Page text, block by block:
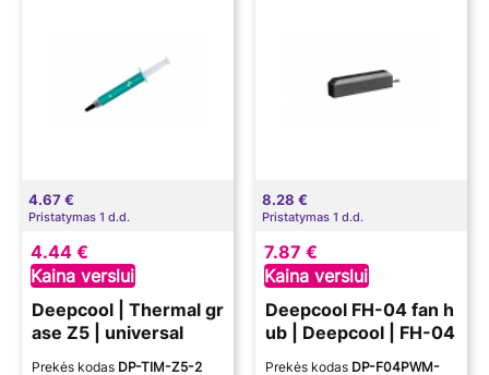
4.67 €
Pristatymas 1 d.d.
4.44 €
Kaina verslui
Deepcool | Thermal gr
ase Z5 | universal
Prekės kodas DP-TIM-Z5-2
8.28 €
Pristatymas 1 d.d.
7.87 €
Kaina verslui
Deepcool FH-04 fan h
ub | Deepcool | FH-04
Prekės kodas DP-F04PWM-